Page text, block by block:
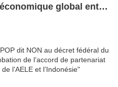
global entre